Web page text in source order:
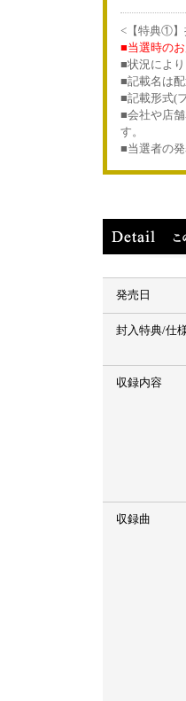
<【特典①】
■当選時の
■状況によ
■記載名は
■記載形式(
■会社や店
す。
■当選者の
発売日
封入特典/仕
収録内容
収録曲